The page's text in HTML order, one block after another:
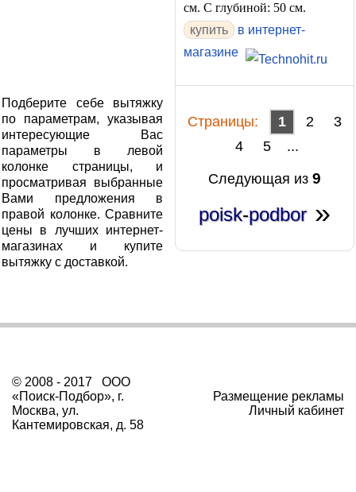
см. С глубиной: 50 см.
в интернет-
магазине
Cтраницы: 1 2
3
4
5 ...
Следующая из 9
poisk-podbor»
Подберите себе вытяжку
по параметрам, указывая
интересующие Вас
параметры в левой
колонке страницы, и
просматривая выбранные
Вами предложения в
правой колонке. Сравните
цены в лучших интернет-
магазинах и купите
вытяжку с доставкой.
© 2008 - 2017 ООО
«Поиск-Подбор», г.
Москва, ул.
Кантемировская, д. 58
Размещение рекламы
Личный кабинет